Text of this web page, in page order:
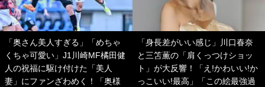
「奥さん美人すぎる」「めちゃ
くちゃ可愛い」J1川崎MF橘田健
人の祝福に駆け付けた「美人
妻」にファンざわめく！「奥様
「身長差がいい感じ」川口春奈
と三笘薫の「肩くっつけショッ
ト」が大反響！「え!かわいい!か
っこいい!最高」「この絵最強過